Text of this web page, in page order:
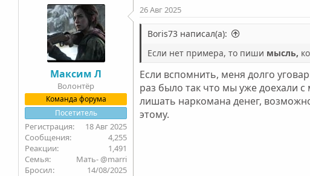
Максим Л
Волонтёр
Команда форума
Посетитель
18 Авг 2025
4,255
1,491
Семья
Мать- @marri
Бросил
14/08/2025
26 Авг 2025
Boris73 написал(а):
Если нет примера, то пиши мысль,
Если вспомнить, меня долго
раз было так что мы уже доехали с
лишать наркомана денег,
этому.